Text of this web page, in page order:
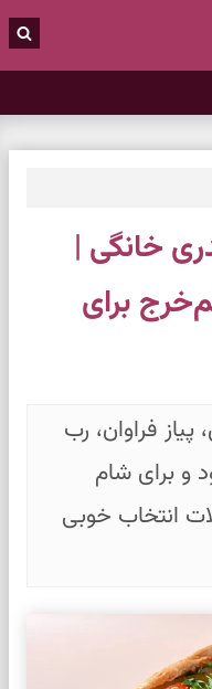
خانگی |
برای
فراوان، رب
برای شام
انتخاب خوبی